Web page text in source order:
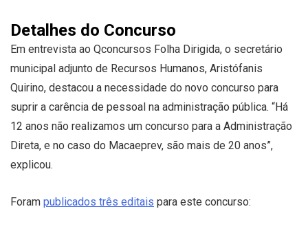
Detalhes do Concurso
Em entrevista ao Qconcursos Folha Dirigida, o secretário
municipal adjunto de Recursos Humanos, Aristófanis
Quirino, destacou a necessidade do novo concurso para
suprir a carência de pessoal na administração pública. “Há
12 anos não realizamos um concurso para a Administração
Direta, e no caso do Macaeprev, são mais de 20 anos”,
explicou.
Foram publicados três editais para este concurso: